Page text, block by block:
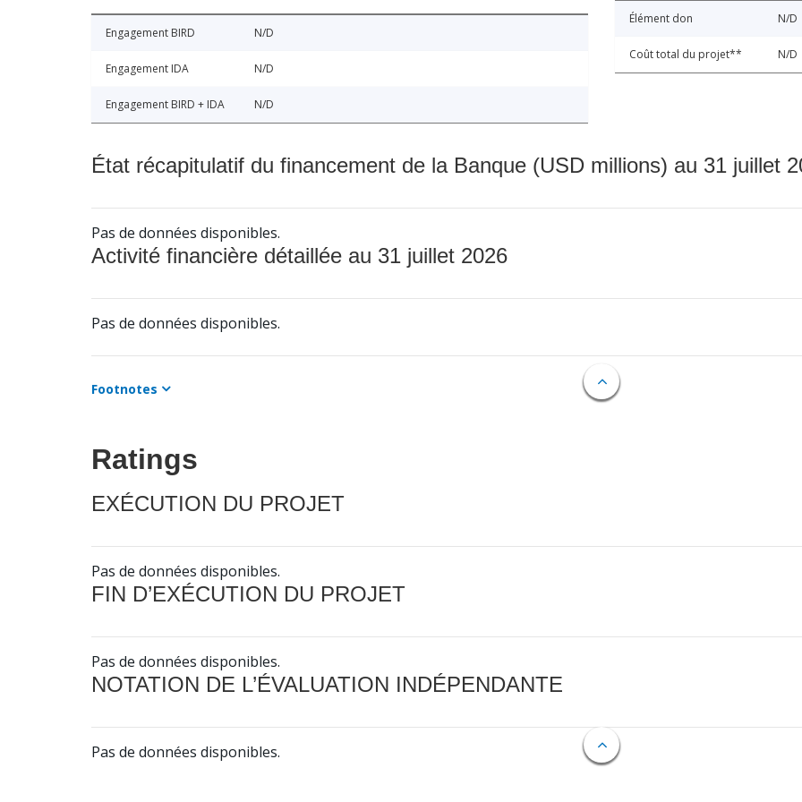
Engagement BIRD N/D
Engagement IDA N/D
Engagement BIRD + IDA N/D
Élément don N/D
Coût total du projet** N/D
État récapitulatif du financement de la Banque (USD millions) au 31 juillet
Pas de données disponibles.
Activité financière détaillée au 31 juillet 2026
Pas de données disponibles.
Footnotes
Ratings
EXÉCUTION DU PROJET
Pas de données disponibles.
FIN D’EXÉCUTION DU PROJET
Pas de données disponibles.
NOTATION DE L’ÉVALUATION INDÉPENDANTE
Pas de données disponibles.